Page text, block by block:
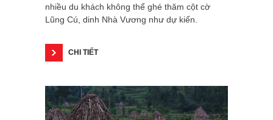
nhiều du khách không thể ghé thăm cột cờ
Lũng Cú, dinh Nhà Vương như dự kiến.
CHI TIẾT